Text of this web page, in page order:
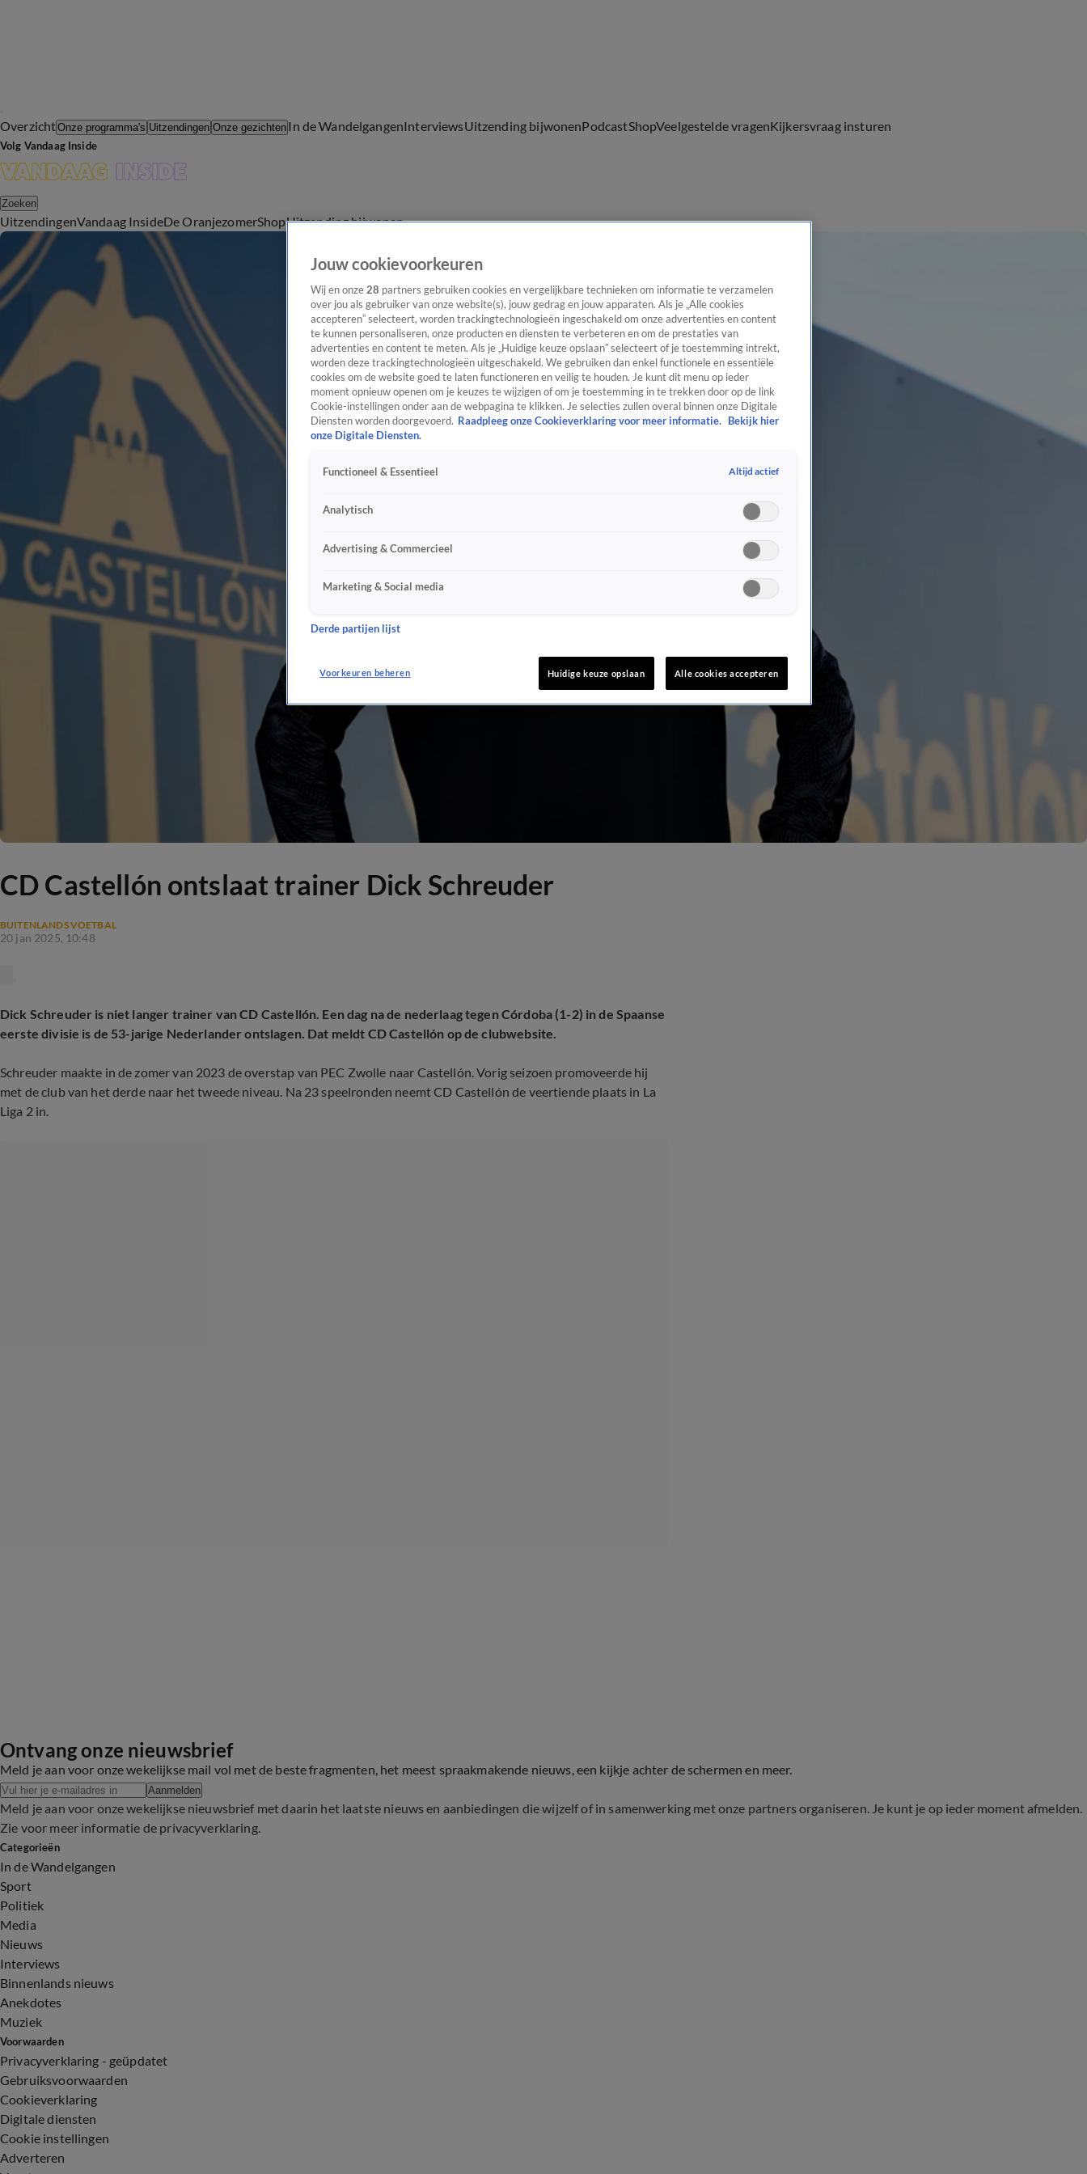
OverzichtOnze programma's Uitzendingen Onze gezichten In de WandelgangenInterviewsUitzending bijwonenPodcastShopVeelgestelde vragenKijkersvraag insturen
Volg Vandaag Inside
Zoeken
UitzendingenVandaag InsideDe OranjezomerShopUitzending bijwonen
CD Castellón ontslaat trainer Dick Schreuder
BUITENLANDS VOETBAL
20 jan 2025, 10:48
Dick Schreuder is niet langer trainer van CD Castellón. Een dag na de nederlaag tegen Córdoba (1-2) in de Spaanse
eerste divisie is de 53-jarige Nederlander ontslagen. Dat meldt CD Castellón op de clubwebsite.
Schreuder maakte in de zomer van 2023 de overstap van PEC Zwolle naar Castellón. Vorig seizoen promoveerde hij
met de club van het derde naar het tweede niveau. Na 23 speelronden neemt CD Castellón de veertiende plaats in La
Liga 2 in.
Ontvang onze nieuwsbrief
Meld je aan voor onze wekelijkse mail vol met de beste fragmenten, het meest spraakmakende nieuws, een kijkje achter de schermen en meer.
Aanmelden
Meld je aan voor onze wekelijkse nieuwsbrief met daarin het laatste nieuws en aanbiedingen die wijzelf of in samenwerking met onze partners organiseren. Je kunt je op ieder moment afmelden.
Zie voor meer informatie de privacyverklaring.
Categorieën
In de Wandelgangen
Sport
Politiek
Media
Nieuws
Interviews
Binnenlands nieuws
Anekdotes
Muziek
Voorwaarden
Privacyverklaring - geüpdatet
Gebruiksvoorwaarden
Cookieverklaring
Digitale diensten
Cookie instellingen
Adverteren
Jouw cookievoorkeuren
Wij en onze 28 partners gebruiken cookies en vergelijkbare technieken om informatie te verzamelen
over jou als gebruiker van onze website(s), jouw gedrag en jouw apparaten. Als je „Alle cookies
accepteren” selecteert, worden trackingtechnologieën ingeschakeld om onze advertenties en content
te kunnen personaliseren, onze producten en diensten te verbeteren en om de prestaties van
advertenties en content te meten. Als je „Huidige keuze opslaan” selecteert of je toestemming intrekt,
worden deze trackingtechnologieën uitgeschakeld. We gebruiken dan enkel functionele en essentiële
cookies om de website goed te laten functioneren en veilig te houden. Je kunt dit menu op ieder
moment opnieuw openen om je keuzes te wijzigen of om je toestemming in te trekken door op de link
Cookie-instellingen onder aan de webpagina te klikken. Je selecties zullen overal binnen onze Digitale
Diensten worden doorgevoerd. Raadpleeg onze Cookieverklaring voor meer informatie. Bekijk hier
onze Digitale Diensten.
Functioneel & Essentieel Altijd actief
Analytisch
Advertising & Commercieel
Marketing & Social media
Derde partijen lijst
Voorkeuren beheren Huidige keuze opslaan Alle cookies accepteren